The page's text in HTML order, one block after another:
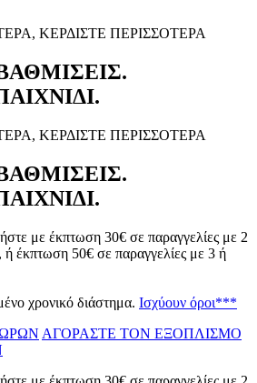
ΚΕΡΔΙΣΤΕ ΠΕΡΙΣΣΟΤΕΡΑ
ΚΕΡΔΙΣΤΕ ΠΕΡΙΣΣΟΤΕΡΑ
με έκπτωση 30€ σε παραγγελίες με 2
ή έκπτωση 50€ σε παραγγελίες με 3 ή
χρονικό διάστημα. Ισχύουν όροι***
ΑΓΟΡΑΣΤΕ ΤΟΝ ΕΞΟΠΛΙΣΜΟ